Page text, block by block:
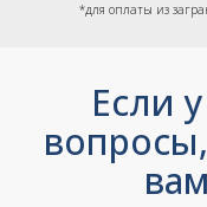
*для оплаты из
Если